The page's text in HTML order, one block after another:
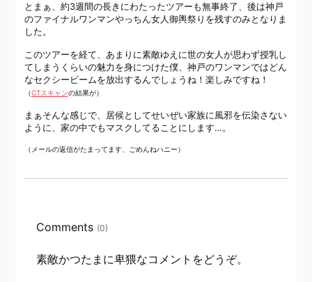
とまぁ、約3週間の長きにわたったツアーも無事終了、後は神戸
のファイナルワンマンやっちん女人御輿祭りを残すのみとなりま
した。
このツアーを経て、あまりに素敵ゆえに世の女人が思わず授乳し
てしまうくらいの魅力を身につけた僕、神戸のワンマンではどん
なセクシービームを放出するんでしょうね！楽しみですね！
（CTスキャンの結果が）
まぁそんな感じで、居候としてせいぜい家族に風邪を伝染さない
ように、家の中でもマスクしてることにします…。
（メールの返信がたまってます、ごめんねハニー）
Comments (0)
素敵かつたまに卑猥なコメントをどうぞ。